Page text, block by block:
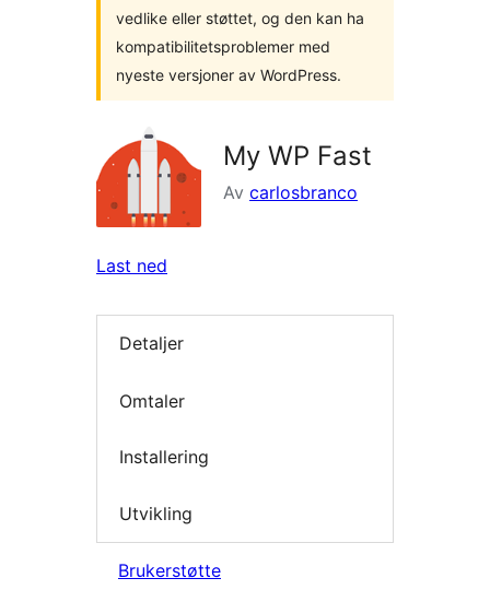
vedlike eller støttet, og den kan ha
kompatibilitetsproblemer med
nyeste versjoner av WordPress.
My WP Fast
Av carlosbranco
Last ned
Detaljer
Omtaler
Installering
Utvikling
Brukerstøtte